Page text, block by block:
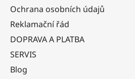
Ochrana osobních údajů
Reklamační řád
DOPRAVA A PLATBA
SERVIS
Blog